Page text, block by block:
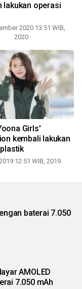
lakukan operasi
2020 13:51 WIB,
2020
Girls'
kembali lakukan
12:51 WIB, 2019
baterai 7.050
AMOLED
7.050 mAh